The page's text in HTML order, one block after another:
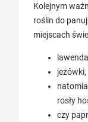
Kolejnym
roślin do
miejscach
jeżówki,
rosły
czy